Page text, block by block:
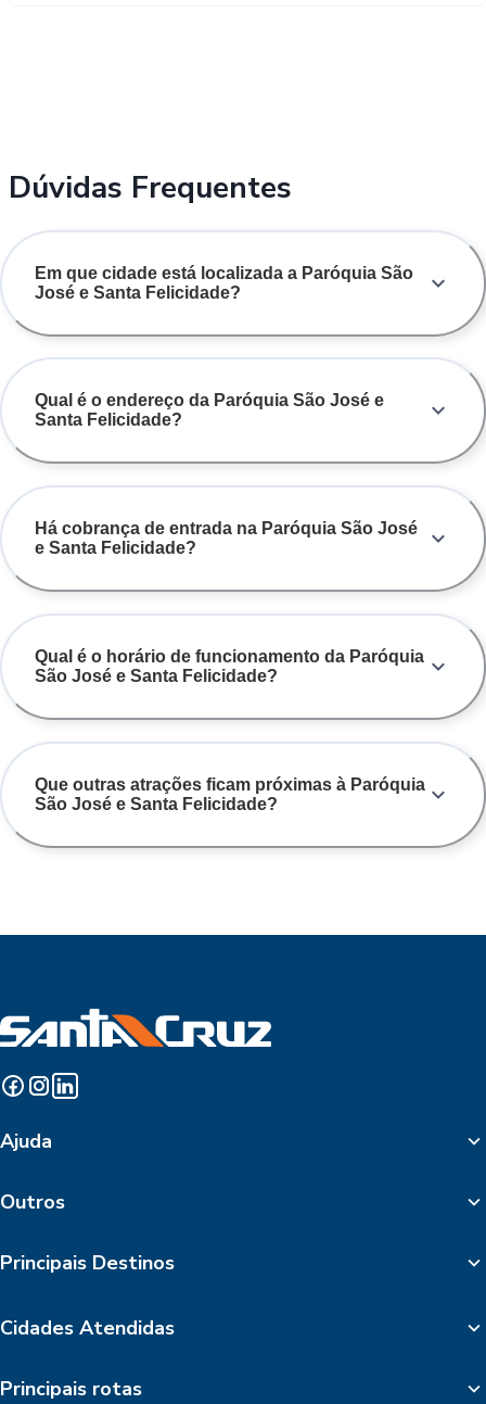
Dúvidas Frequentes
Em que cidade está localizada a Paróquia São
José e Santa Felicidade?
Qual é o endereço da Paróquia São José e
Santa Felicidade?
Há cobrança de entrada na Paróquia São José
e Santa Felicidade?
Qual é o horário de funcionamento da Paróquia
São José e Santa Felicidade?
Que outras atrações ficam próximas à Paróquia
São José e Santa Felicidade?
Ajuda
Outros
Principais Destinos
Cidades Atendidas
Principais rotas